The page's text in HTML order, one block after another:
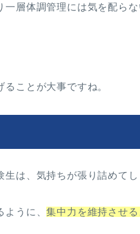
層体調管理には気を配らな
ことが大事ですね。
は、気持ちが張り詰めてし
ように、集中力を維持させる